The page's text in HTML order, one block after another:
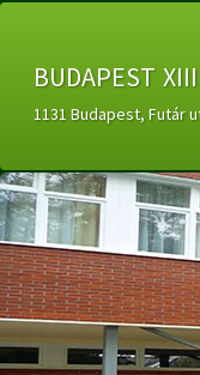
budapest
1131 Budapest, Futár